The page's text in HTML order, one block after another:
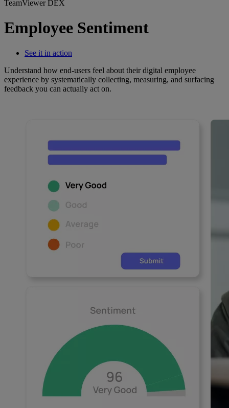
TeamViewer DEX
Employee Sentiment
See it in action
Understand how end-users feel about their digital employee
experience by systematically collecting, measuring, and surfacing
feedback you can actually act on.